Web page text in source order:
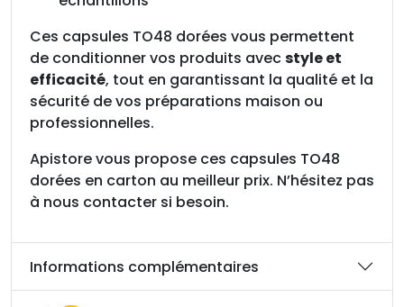
Ces capsules TO48 dorées vous permettent
de conditionner vos produits avecstyle et
efficacité, tout en garantissant la qualité et la
sécurité de vos préparations maison ou
professionnelles.
Apistore vous propose ces capsules TO48
dorées en carton au meilleur prix. N’hésitez pas
à nous contacter si besoin.
Informations complémentaires